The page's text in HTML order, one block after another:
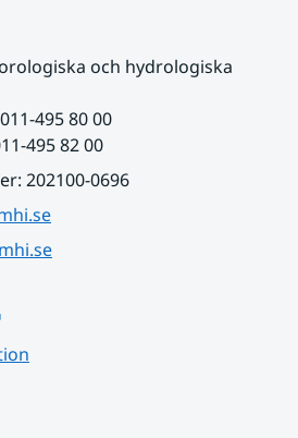
och hydrologiska
495 80 00
495 82 00
202100-0696